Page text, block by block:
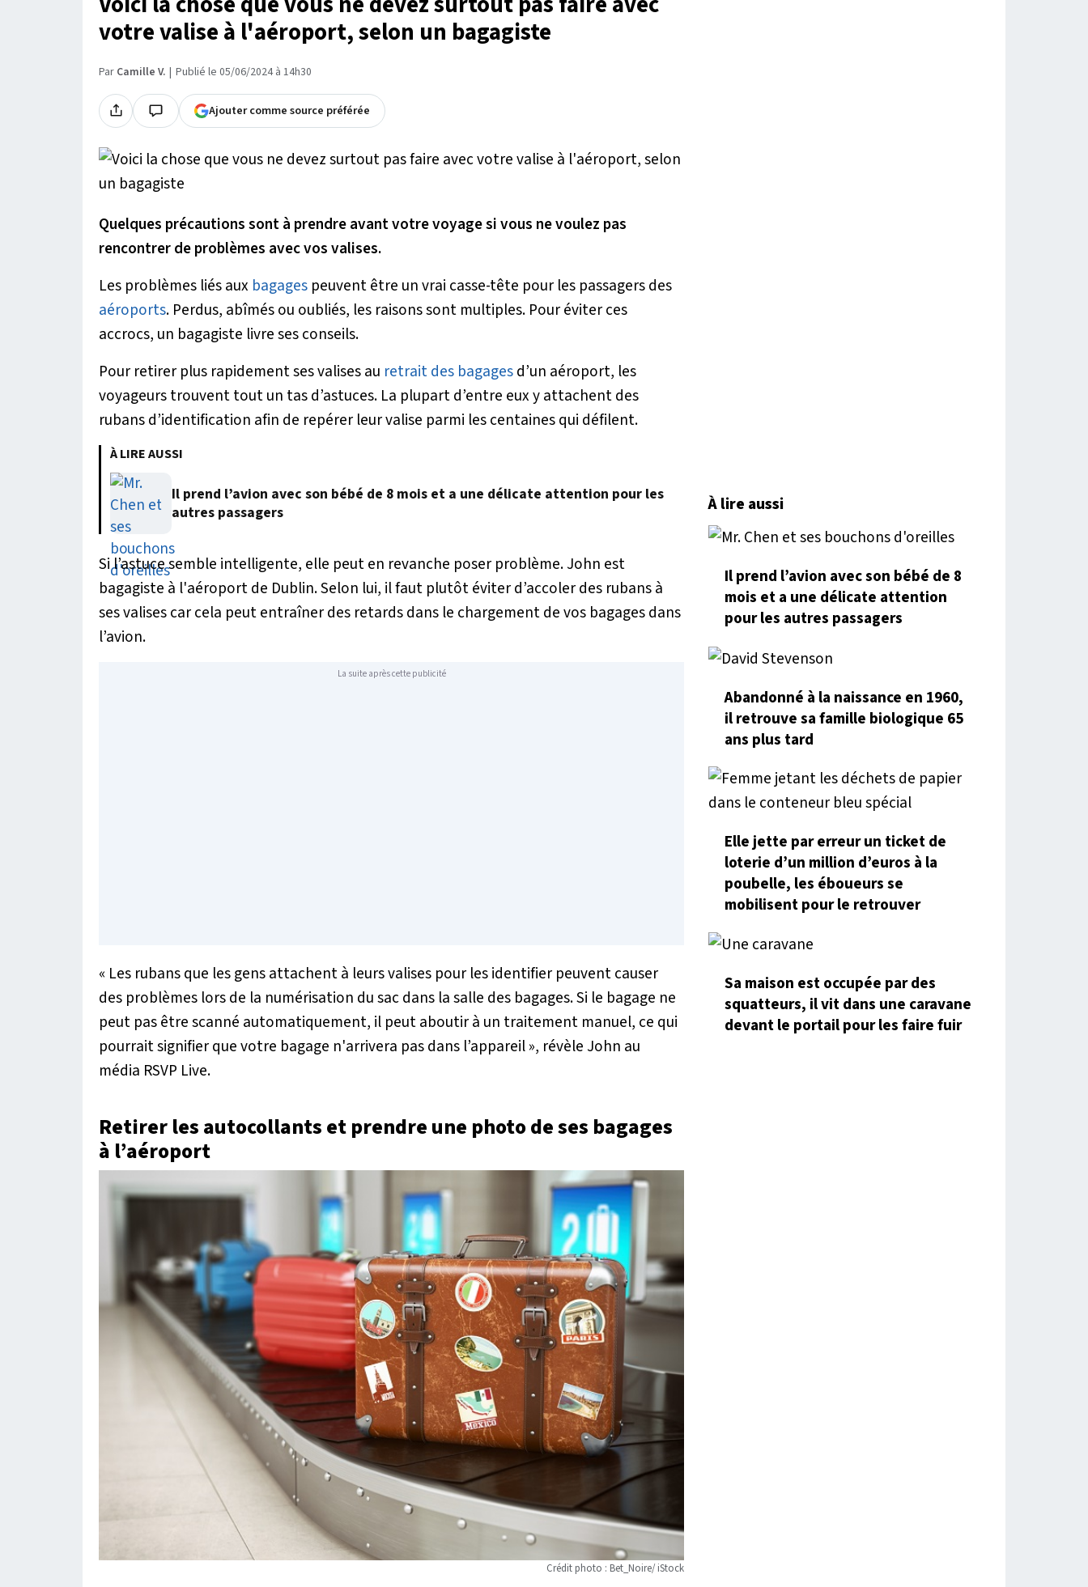
votre valise à l'aéroport, selon un bagagiste
Par Camille V. Publié le 05/06/2024 à 14h30
Ajouter comme source préférée
Quelques précautions sont à prendre avant votre voyage si vous ne voulez pas
rencontrer de problèmes avec vos valises.
Les problèmes liés aux bagages peuvent être un vrai casse-tête pour les passagers des
aéroports. Perdus, abîmés ou oubliés, les raisons sont multiples. Pour éviter ces
accrocs, un bagagiste livre ses conseils.
Pour retirer plus rapidement ses valises au retrait des bagagesd’un aéroport, les
voyageurs trouvent tout un tas d’astuces. La plupart d’entre eux y attachent des
rubans d’identification afin de repérer leur valise parmi les centaines qui défilent.
À LIRE AUSSI
Il prend l’avion avec son bébé de 8 mois et a une délicate attention pour les
autres passagers
Si l’astuce semble intelligente, elle peut en revanche poser problème. John est
bagagiste à l'aéroport de Dublin. Selon lui, il faut plutôt éviter d’accoler des rubans à
ses valises car cela peut entraîner des retards dans le chargement de vos bagages dans
l’avion.
La suite après cette publicité
« Les rubans que les gens attachent à leurs valises pour les identifier peuvent causer
des problèmes lors de la numérisation du sac dans la salle des bagages. Si le bagage ne
peut pas être scanné automatiquement, il peut aboutir à un traitement manuel, ce qui
pourrait signifier que votre bagage n'arrivera pas dans l’appareil», révèle John au
média RSVP Live.
Retirer les autocollants et prendre une photo de ses bagages
à l’aéroport
Crédit photo : Bet_Noire/ iStock
À lire aussi
Il prend l’avion avec son bébé de 8
mois et a une délicate attention
pour les autres passagers
Abandonné à la naissance en 1960,
il retrouve sa famille biologique 65
ans plus tard
Elle jette par erreur un ticket de
loterie d’un million d’euros à la
poubelle, les éboueurs se
mobilisent pour le retrouver
Sa maison est occupée par des
squatteurs, il vit dans une caravane
devant le portail pour les faire fuir